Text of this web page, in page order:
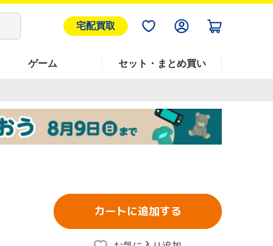
宅配買取
ゲーム セット・まとめ買い
カートに追加する